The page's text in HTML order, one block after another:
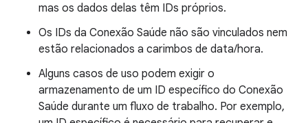
mas os dados delas têm IDs próprios.
Os IDs da Conexão Saúde não são vinculados nem
estão relacionados a carimbos de data/hora.
Alguns casos de uso podem exigir o
armazenamento de um ID específico do Conexão
Saúde durante um fluxo de trabalho. Por exemplo,